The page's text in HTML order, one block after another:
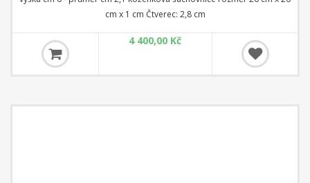
cm x 1 cm Čtverec: 2,8 cm
4 400,00 Kč